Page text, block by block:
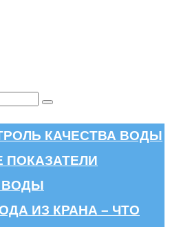
КАЧЕСТВА ВОДЫ
ВОДЫ
ИЗ КРАНА – ЧТО